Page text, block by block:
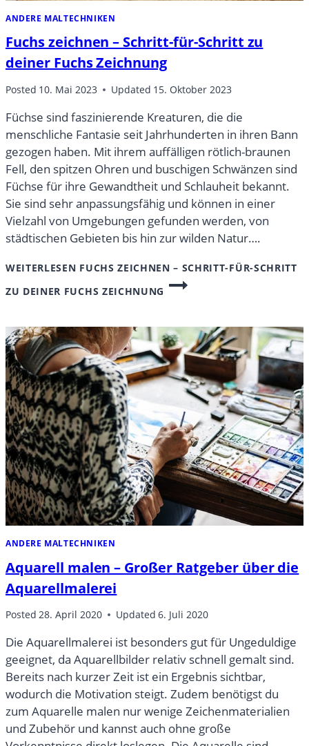
ANDERE MALTECHNIKEN
Fuchs zeichnen – Schritt-für-Schritt zu
deiner Fuchs Zeichnung
Posted 10. Mai 2023 Updated 15. Oktober 2023
Füchse sind faszinierende Kreaturen, die die
menschliche Fantasie seit Jahrhunderten in ihren Bann
gezogen haben. Mit ihrem auffälligen rötlich-braunen
Fell, den spitzen Ohren und buschigen Schwänzen sind
Füchse für ihre Gewandtheit und Schlauheit bekannt.
Sie sind sehr anpassungsfähig und können in einer
Vielzahl von Umgebungen gefunden werden, von
städtischen Gebieten bis hin zur wilden Natur….
WEITERLESEN FUCHS ZEICHNEN – SCHRITT-FÜR-SCHRITT
ZU DEINER FUCHS ZEICHNUNG
ANDERE MALTECHNIKEN
Aquarell malen – Großer Ratgeber über die
Aquarellmalerei
Posted 28. April 2020 Updated 6. Juli 2020
Die Aquarellmalerei ist besonders gut für Ungeduldige
geeignet, da Aquarellbilder relativ schnell gemalt sind.
Bereits nach kurzer Zeit ist ein Ergebnis sichtbar,
wodurch die Motivation steigt. Zudem benötigst du
zum Aquarelle malen nur wenige Zeichenmaterialien
und Zubehör und kannst auch ohne große